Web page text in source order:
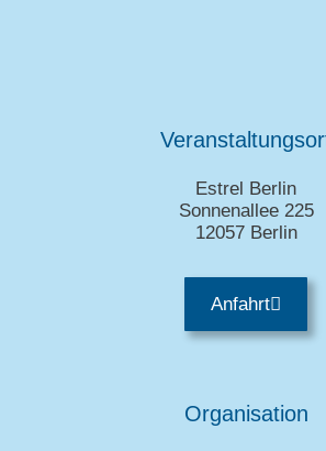
Estrel Berlin
Sonnenallee 225
12057 Berlin
Anfahrt
Organisation